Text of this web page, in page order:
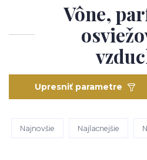
Vône,
Upresniť parametre
Najnovšie Najlacnejšie